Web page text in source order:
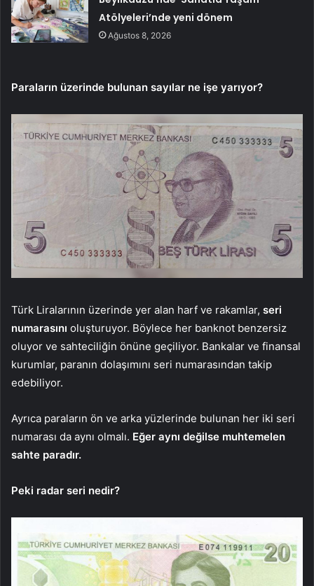
Atölyeleri’nde yeni dönem
Ağustos 8, 2026
Paraların üzerinde bulunan sayılar ne işe yarıyor?
Türk Liralarının üzerinde yer alan harf ve rakamlar, seri
numarasını oluşturuyor. Böylece her banknot benzersiz
oluyor ve sahteciliğin önüne geçiliyor. Bankalar ve finansal
kurumlar, paranın dolaşımını seri numarasından takip
edebiliyor.
Ayrıca paraların ön ve arka yüzlerinde bulunan her iki seri
numarası da aynı olmalı. Eğer aynı değilse muhtemelen
sahte paradır.
Peki radar seri nedir?